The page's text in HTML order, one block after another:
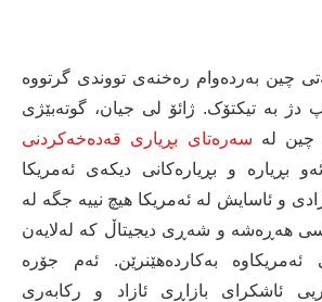
چین بەردەوام رەخنەی تووندی گرتووە
دژ بە تیکتۆک. ژائۆ لی جیان، گوتەبێژی
چین لە سەرەتای بڕیاری قەدەخەکردنی
بڕیارە و بڕیارەکانی دیکەی ئەمریکا
و ئاسایش لە ئەمریکا هیچ نییە جگە لە
هەڕەشە و شەڕی دیجیتاڵ کە لەلایەن
ئەمریکاوە بەکاردەهێنرێن. ئەم جۆرە
ئاشکرای بازاڕی ئازاد و رکابەری